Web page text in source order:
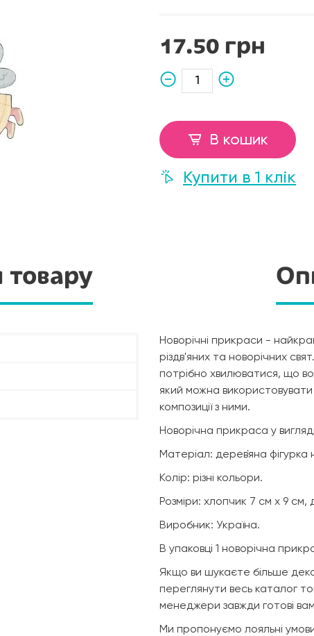
17.50 грн
В кошик
Купити в 1 клік
товару
Новорічні прикраси -
різдв'яних та новорічних
потрібно хвилюватися, що
який можна
композиції з ними.
Новорічна прикраса у
Матеріал: дерев`яна фігурка
Колір: різні кольори.
Розміри: хлопчик 7 см х 9 см,
Виробник: Україна.
В упаковці 1 новорічна
Якщо ви шукаєте більше
переглянути весь каталог
менеджери завжди готові
Ми пропонуємо лояльні